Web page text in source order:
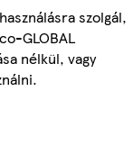
szolgál,
GLOBAL
nélkül, vagy